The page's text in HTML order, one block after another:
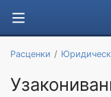
Расценки